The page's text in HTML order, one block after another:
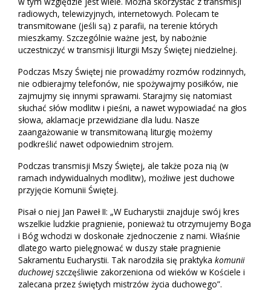
radiowych, telewizyjnych, internetowych. Polecam te
transmitowane (jeśli są) z parafii, na terenie których
mieszkamy. Szczególnie ważne jest, by nabożnie
uczestniczyć w transmisji liturgii Mszy Świętej niedzielnej.
Podczas Mszy Świętej nie prowadźmy rozmów rodzinnych,
nie odbierajmy telefonów, nie spożywajmy posiłków, nie
zajmujmy się innymi sprawami. Starajmy się natomiast
słuchać słów modlitw i pieśni, a nawet wypowiadać na głos
słowa, aklamacje przewidziane dla ludu. Nasze
zaangażowanie w transmitowaną liturgię możemy
podkreślić nawet odpowiednim strojem.
Podczas transmisji Mszy Świętej, ale także poza nią (w
ramach indywidualnych modlitw), możliwe jest duchowe
przyjęcie Komunii Świętej.
Pisał o niej Jan Paweł II: „W Eucharystii znajduje swój kres
wszelkie ludzkie pragnienie, ponieważ tu otrzymujemy Boga
i Bóg wchodzi w doskonałe zjednoczenie z nami. Właśnie
dlatego warto pielęgnować w duszy stałe pragnienie
Sakramentu Eucharystii. Tak narodziła się praktyka komunii
duchowejszczęśliwie zakorzeniona od wieków w Kościele i
zalecana przez świętych mistrzów życia duchowego”.